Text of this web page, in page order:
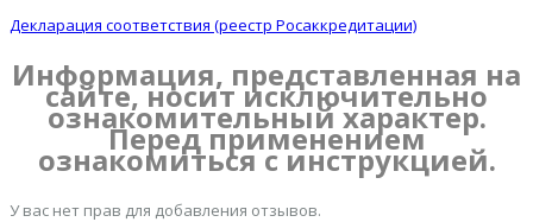
Декларация соответствия (реестр Росаккредитации)
Информация, представленная на
сайте, носит исключительно
ознакомительный характер.
Перед применением
ознакомиться с инструкцией.
У вас нет прав для добавления отзывов.